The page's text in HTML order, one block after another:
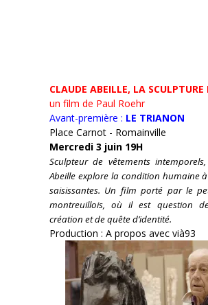
CLAUDE ABEILLE, LA
un film de Paul Roehr
Avant-première : LE TRIANON
Place Carnot - Romainville
Mercredi 3 juin 19H
Sculpteur de vêtements
Abeille explore la condition humaine
saisissantes. Un film porté par le
montreuillois, où il est question
création et de quête d’identité.
Production : A propos avec vià93